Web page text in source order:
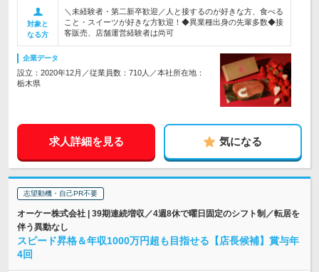
対象と
なる方
＼未経験者・第二新卒歓迎／人と接するのが好きな方、食べる
こと・スイーツが好きな方歓迎！◆異業種出身の先輩多数◆接
客販売、店舗運営経験者は尚可
企業データ
設立：2020年12月／従業員数：710人／本社所在地：
栃木県
求人詳細を見る 気になる
志望動機・自己PR不要
オーケー株式会社 | 39期連続増収／4週8休で曜日固定のシフト制／転居を
伴う異動なし
スピード昇格＆年収1000万円超も目指せる【店長候補】賞与年
4回